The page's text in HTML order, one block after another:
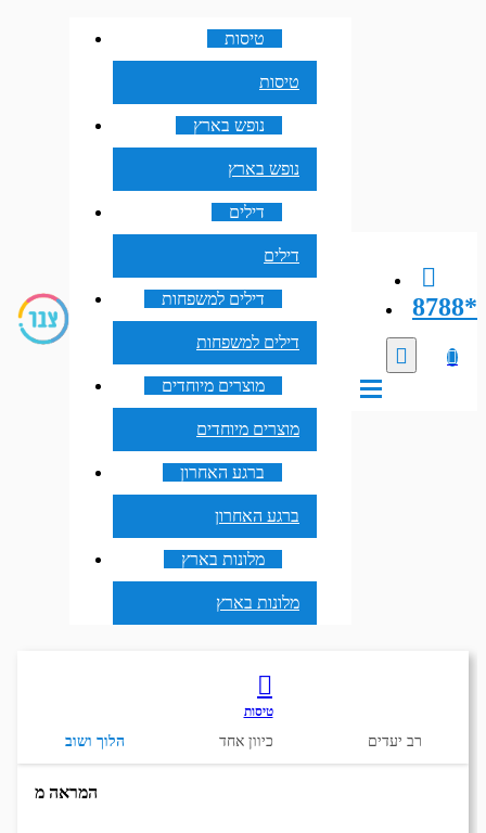
8788*
טיסות
טיסות
נופש בארץ
נופש בארץ
דילים
דילים
דילים למשפחות
דילים למשפחות
מוצרים מיוחדים
מוצרים מיוחדים
ברגע האחרון
ברגע האחרון
מלונות בארץ
מלונות בארץ
טיסות
הלוך ושוב כיוון אחד רב יעדים
המראה מ